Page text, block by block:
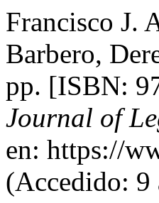
Francisco J.
Barbero,
pp. [ISBN:
Journal of
en: https://
(Accedido: 9